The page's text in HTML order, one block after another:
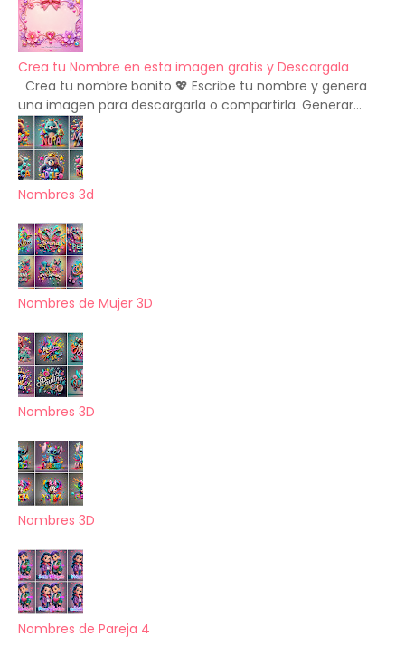
Crea tu Nombre en esta imagen gratis y Descargala
Crea tu nombre bonito 💖 Escribe tu nombre y genera
una imagen para descargarla o compartirla. Generar...
Nombres 3d
Nombres de Mujer 3D
Nombres 3D
Nombres 3D
Nombres de Pareja 4